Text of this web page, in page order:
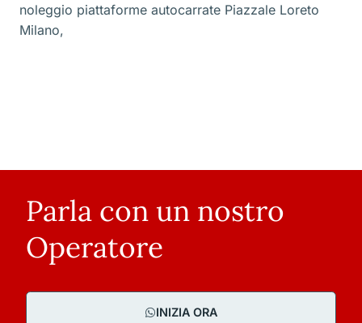
noleggio piattaforme autocarrate Piazzale Loreto
Milano,
Parla con un nostro
Operatore
INIZIA ORA